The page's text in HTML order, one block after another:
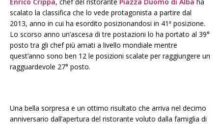
scalato la classifica che lo vede protagonista a partire dal
2013, anno in cui ha esordito posizionandosi in 41ª posizione.
Lo scorso anno un’ascesa di tre postazioni lo ha portato al 39°
posto tra gli chef più amati a livello mondiale mentre
quest’anno sono ben 12 le posizioni scalate per raggiungere un
ragguardevole 27° posto.
Una bella sorpresa e un ottimo risultato che arriva nel decimo
anniversario dall’apertura del ristorante voluto dalla famiglia di